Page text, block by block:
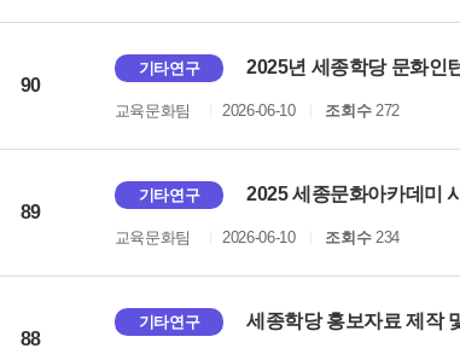
90
기타연구 2025년 세종학당 문화인
교육문화팀 2026-06-10 조회수272
89
기타연구 2025 세종문화아카데미
교육문화팀 2026-06-10 조회수234
88
기타연구 세종학당 홍보자료 제작